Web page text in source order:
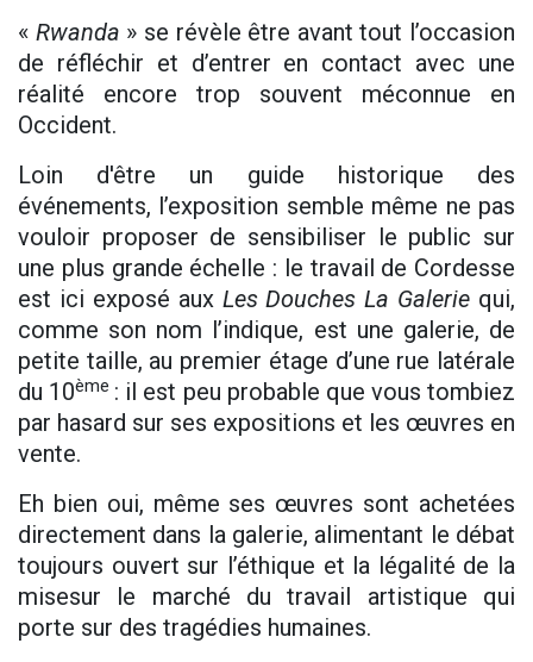
« Rwanda » se révèle être avant tout l’occasion
de réfléchir et d’entrer en contact avec une
réalité encore trop souvent méconnue en
Occident.
Loin d'être un guide historique des
événements, l’exposition semble même ne pas
vouloir proposer de sensibiliser le public sur
une plus grande échelle : le travail de Cordesse
est ici exposé auxLes Douches La Galerie qui,
comme son nom l’indique, est une galerie, de
petite taille, au premier étage d’une rue latérale
du 10ème : il est peu probable que vous tombiez
par hasard sur ses expositions et les œuvres en
vente.
Eh bien oui, même ses œuvres sont achetées
directement dans la galerie, alimentant le débat
toujours ouvert sur ​​l’éthique et la légalité de la
misesur le marché du travail artistique qui
porte sur des tragédies humaines.